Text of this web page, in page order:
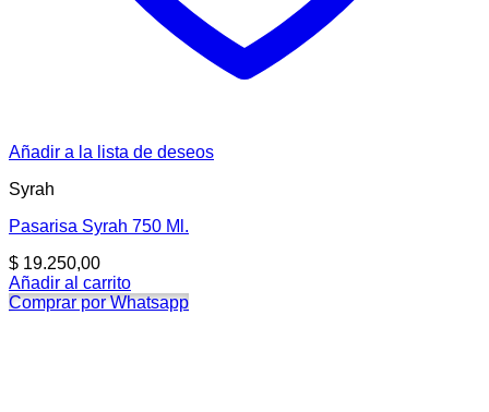
Añadir a la lista de deseos
Syrah
Pasarisa Syrah 750 Ml.
$ 19.250,00
Añadir al carrito
Comprar por Whatsapp